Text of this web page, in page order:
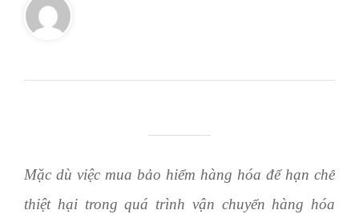
Mặc dù việc mua bảo hiểm hàng hóa để hạn chế
thiệt hại trong quá trình vận chuyển hàng hóa